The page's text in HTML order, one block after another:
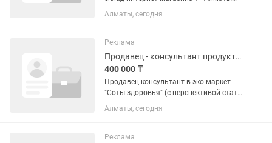
Ищем ответственную и внимательную
сотрудницу, который сможет
контролировать отправку заказов. ---
🔹...
Алматы, сегодня
Реклама
Продавец - консультант продуктов
400 000 ₸
Продавец-консультант в эко-маркет
"Соты здоровья" (с перспективой стать
старшим продавцом) Хотите
построить карьеру в сфере ЗОЖ и
пользу здорового образа жизни?...
Алматы, сегодня
Реклама